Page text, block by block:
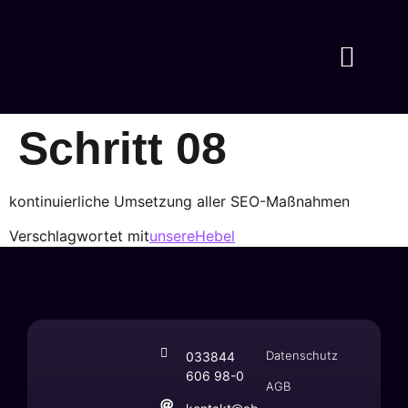
Schritt 08
kontinuierliche Umsetzung aller SEO-Maßnahmen
Verschlagwortet mitunsereHebel
033844
606 98-0
Datenschutz
AGB